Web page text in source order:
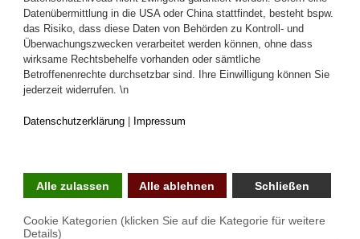
uns zu übermitteln.
Hier können Sie uns Ihre Erfahrungen mitteilen:
Wenn gewünscht auch vollkommen anonym.